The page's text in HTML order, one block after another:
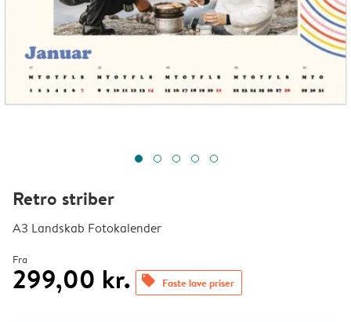
Retro striber
A3 Landskab Fotokalender
Fra
299,00 kr. offers Faste lave priser